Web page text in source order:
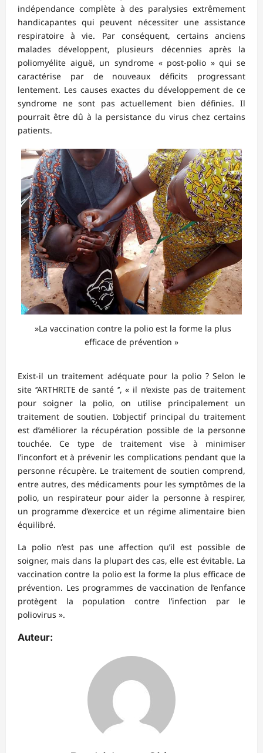
indépendance complète à des paralysies extrêmement
handicapantes qui peuvent nécessiter une assistance
respiratoire à vie. Par conséquent, certains anciens
malades développent, plusieurs décennies après la
poliomyélite aiguë, un syndrome « post-polio » qui se
caractérise par de nouveaux déficits progressant
lentement. Les causes exactes du développement de ce
syndrome ne sont pas actuellement bien définies. Il
pourrait être dû à la persistance du virus chez certains
patients.
»La vaccination contre la polio est la forme la plus
efficace de prévention »
Exist-il un traitement adéquate pour la polio ? Selon le
site ‘’ARTHRITE de santé ‘’, « il n’existe pas de traitement
pour soigner la polio, on utilise principalement un
traitement de soutien. L’objectif principal du traitement
est d’améliorer la récupération possible de la personne
touchée. Ce type de traitement vise à minimiser
l’inconfort et à prévenir les complications pendant que la
personne récupère. Le traitement de soutien comprend,
entre autres, des médicaments pour les symptômes de la
polio, un respirateur pour aider la personne à respirer,
un programme d’exercice et un régime alimentaire bien
équilibré.
La polio n’est pas une affection qu’il est possible de
soigner, mais dans la plupart des cas, elle est évitable. La
vaccination contre la polio est la forme la plus efficace de
prévention. Les programmes de vaccination de l’enfance
protègent la population contre l’infection par le
poliovirus ».
Auteur: